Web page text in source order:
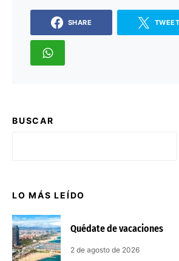
SHARE TWEET
BUSCAR
LO MÁS LEÍDO
Quédate de vacaciones
2 de agosto de 2026